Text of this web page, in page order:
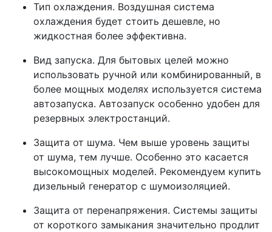
Тип охлаждения. Воздушная система
охлаждения будет стоить дешевле, но
жидкостная более эффективна.
Вид запуска. Для бытовых целей можно
использовать ручной или комбинированный, в
более мощных моделях используется система
автозапуска. Автозапуск особенно удобен для
резервных электростанций.
Защита от шума. Чем выше уровень защиты
от шума, тем лучше. Особенно это касается
высокомощных моделей. Рекомендуем купить
дизельный генератор с шумоизоляцией.
Защита от перенапряжения. Системы защиты
от короткого замыкания значительно продлит